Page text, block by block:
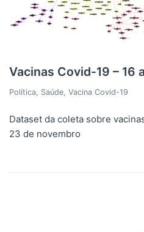
Vacinas Covid-19 – 16
Política, Saúde, Vacina Covid-19
Dataset da coleta sobre
23 de novembro